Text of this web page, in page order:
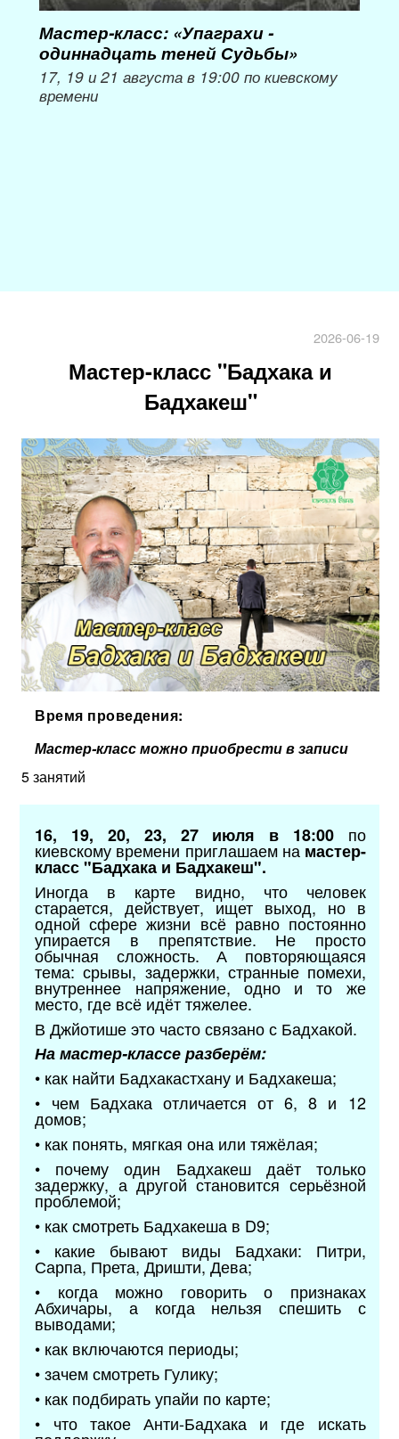
Мастер-класс: «Упаграхи -
одиннадцать теней Судьбы»
17, 19 и 21 августа в 19:00 по киевскому
времени
2026-06-19
Мастер-класс "Бадхака и
Бадхакеш"
Время проведения:
Мастер-класс можно приобрести в записи
5 занятий
16, 19, 20, 23, 27 июля в 18:00 по
киевскому времени приглашаем намастер-
класс "Бадхака и Бадхакеш".
Иногда в карте видно, что человек
старается, действует, ищет выход, но в
одной сфере жизни всё равно постоянно
упирается в препятствие. Не просто
обычная сложность.А повторяющаяся
тема: срывы, задержки, странные помехи,
внутреннее напряжение, одно и то же
место, где всё идёт тяжелее.
В Джйотише это часто связано с Бадхакой.
На мастер-классе разберём:
• как найти Бадхакастхану и Бадхакеша;
• чем Бадхака отличается от 6, 8 и 12
домов;
• как понять, мягкая она или тяжёлая;
• почему один Бадхакеш даёт только
задержку, а другой становится серьёзной
проблемой;
• как смотреть Бадхакеша в D9;
• какие бывают виды Бадхаки: Питри,
Сарпа, Прета, Дришти, Дева;
• когда можно говорить о признаках
Абхичары, а когда нельзя спешить с
выводами;
• как включаются периоды;
• зачем смотреть Гулику;
• как подбирать упайи по карте;
• что такое Анти-Бадхака и где искать